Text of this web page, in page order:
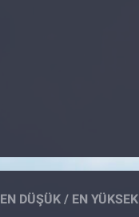
EN DÜŞÜK / EN YÜKSEK